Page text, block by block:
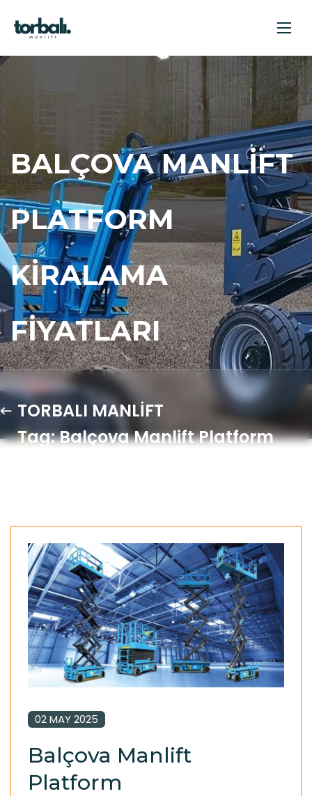
BALÇOVA MANLIFT
PLATFORM
KIRALAMA
FIYATLARI
TORBALI MANLİFT
Tag: Balçova Manlift Platform
02 MAY 2025
Balçova Manlift
Platform